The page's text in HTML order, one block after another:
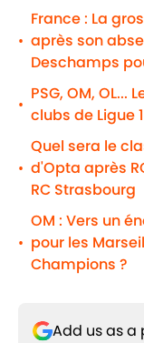
•
France : La
après son
Deschamps
•
PSG, OM,
clubs de Ligue
•
Quel sera le
d'Opta après
RC Strasbourg
•
OM : Vers un
pour les
Champions ?
Add us as a